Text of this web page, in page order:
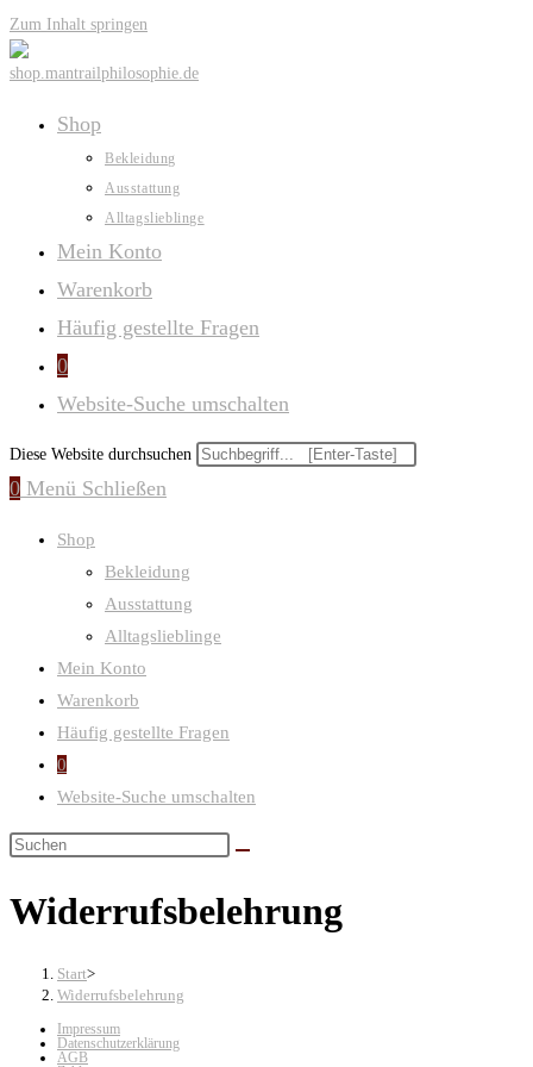
Zum Inhalt springen
Shop
Bekleidung
Ausstattung
Alltagslieblinge
Mein Konto
Warenkorb
Häufig gestellte Fragen
0
Website-Suche umschalten
Diese Website durchsuchen
0 Menü Schließen
Shop
Bekleidung
Ausstattung
Alltagslieblinge
Mein Konto
Warenkorb
Häufig gestellte Fragen
0
Website-Suche umschalten
Widerrufsbelehrung
Start>
Widerrufsbelehrung
Impressum
Datenschutzerklärung
AGB